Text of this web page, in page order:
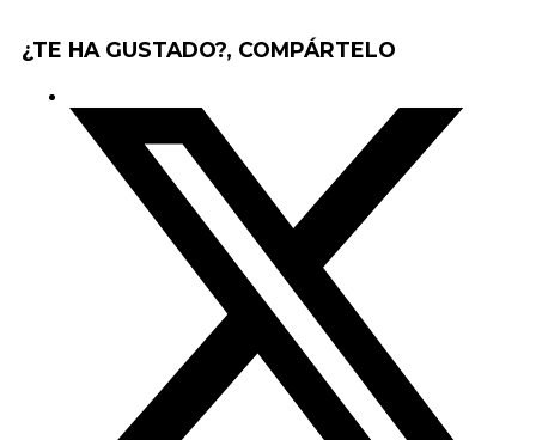
¿TE HA GUSTADO?, COMPÁRTELO